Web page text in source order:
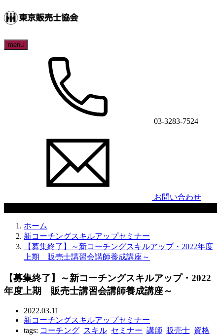
menu
03-3283-7524
お問い合わせ
ホーム
新コーチングスキルアップセミナー
【募集終了】～新コーチングスキルアップ・2022年度
上期 販売士講習会講師養成講座～
【募集終了】～新コーチングスキルアップ・2022
年度上期 販売士講習会講師養成講座～
2022.03.11
新コーチングスキルアップセミナー
tags: コーチング スキル セミナー 講師 販売士 資格